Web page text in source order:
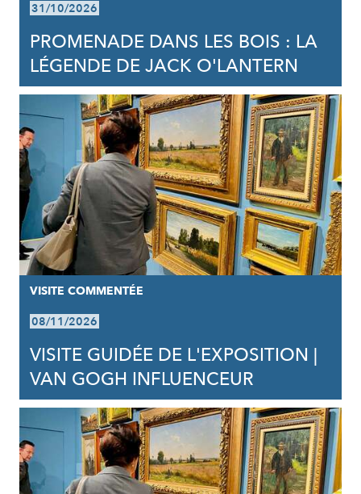
31/10/2026
PROMENADE DANS LES BOIS : LA
LÉGENDE DE JACK O'LANTERN
VISITE COMMENTÉE
08/11/2026
VISITE GUIDÉE DE L'EXPOSITION |
VAN GOGH INFLUENCEUR